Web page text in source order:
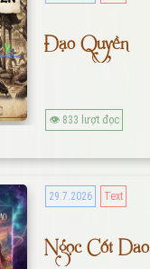
Đạo Quyền
👁 833 lượt đọc
29.7.2026 Text
Ngọc Cốt Dao